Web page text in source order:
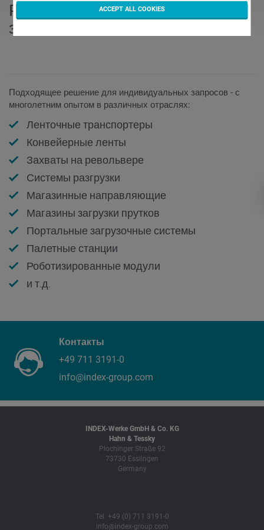
ACCEPT ALL COOKIES
Решения, ориентированные на
заказчика
Подходящее решение для индивидуальных запросов - с
многолетним опытом в различных отраслях:
Ленточные транспортеры
Конвейерные ленты
Захваты на револьвере
Системы разгрузки
Магазинные направляющие
Магазины загрузки прутков
Портальные загрузочные системы
Палетные станции
Роботизированные модули
и т.д.
Контакты
+49 711 3191-0
info@index-group.com
INDEX-Werke GmbH & Co. KG
Hahn & Tessky
Plochinger Straße 92
73730 Esslingen
Germany
Tel. +49 (0) 711 3191-0
info@index-group.com